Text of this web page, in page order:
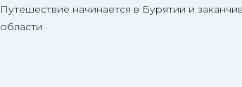
Путешествие начинается в Бурятии и
области